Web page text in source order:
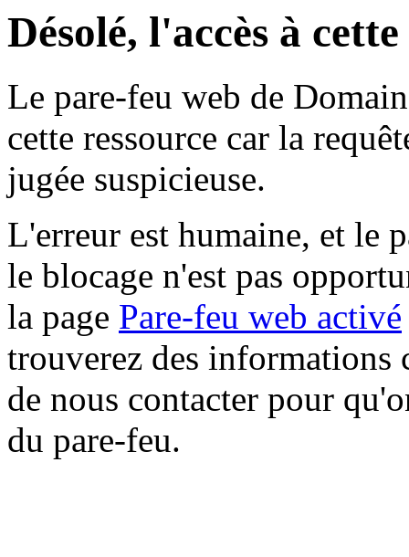
Désolé, l'accès à
Le pare-feu web de
cette ressource car la
jugée suspicieuse.
L'erreur est humaine, et le
le blocage n'est pas
la page Pare-feu web activé
trouverez des informations
de nous contacter pour
du pare-feu.